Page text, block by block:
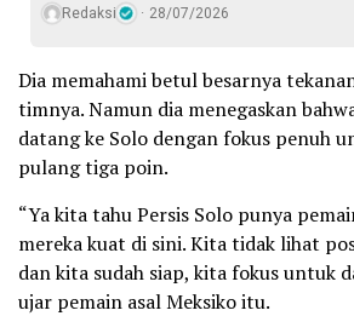
Redaksi 28/07/2026
Dia memahami betul besarnya
timnya. Namun dia menegaskan
datang ke Solo dengan fokus penuh
pulang tiga poin.
“Ya kita tahu Persis Solo punya
mereka kuat di sini. Kita tidak lihat
dan kita sudah siap, kita fokus untuk
ujar pemain asal Meksiko itu.